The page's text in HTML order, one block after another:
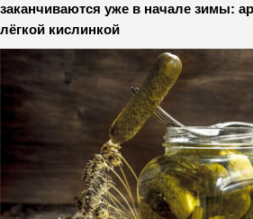
заканчиваются уже в начале зимы:
лёгкой кислинкой